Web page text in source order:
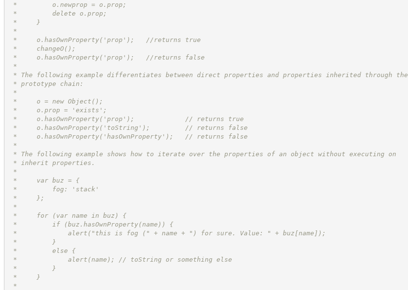
*         o.newprop = o.prop;
*         delete o.prop;
*     }
*
*     o.hasOwnProperty('prop');   //returns true
*     changeO();
*     o.hasOwnProperty('prop');   //returns false
*
* The following example differentiates between direct properties and properties inherited through the
* prototype chain:
*
*     o = new Object();
*     o.prop = 'exists';
*     o.hasOwnProperty('prop');             // returns true
*     o.hasOwnProperty('toString');         // returns false
*     o.hasOwnProperty('hasOwnProperty');   // returns false
*
* The following example shows how to iterate over the properties of an object without executing on
* inherit properties.
*
*     var buz = {
*         fog: 'stack'
*     };
*
*     for (var name in buz) {
*         if (buz.hasOwnProperty(name)) {
*             alert("this is fog (" + name + ") for sure. Value: " + buz[name]);
*         }
*         else {
*             alert(name); // toString or something else
*         }
*     }
*